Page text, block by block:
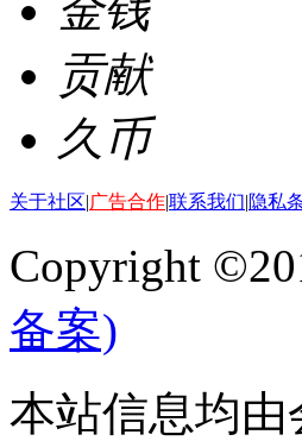
贡献
久币
关于社区|广告合作|联系我们|隐私
Copyright
备案)
本站信息均由